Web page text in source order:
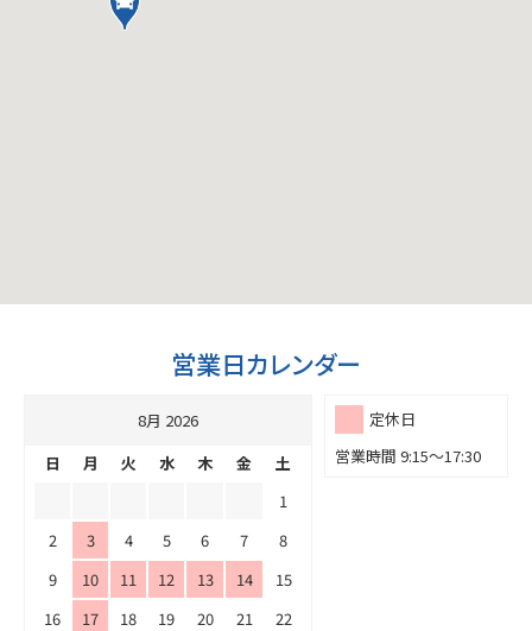
営業日カレンダー
定休日
営業時間 9:15～17:30
8月 2026
日
月 火 水 木 金
土
1
2
3 4 5 6 7
8
9
10 11 12 13 14
15
16
17 18 19 20 21
22